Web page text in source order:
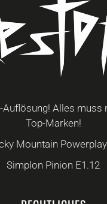
Produktseite
gewählt
werden
Auflösung! Alles muss
Top-Marken!
Mountain
Simplon Pinion E1.12